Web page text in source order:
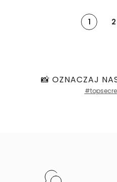
1 2
📸 OZNACZAJ